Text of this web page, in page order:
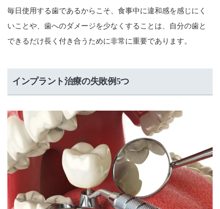
毎日使用する歯であるからこそ、食事中に違和感を感じにく
いことや、歯へのダメージを少なくすることは、自分の歯と
できるだけ長く付き合うために非常に重要であります。
インプラント治療の失敗例5つ